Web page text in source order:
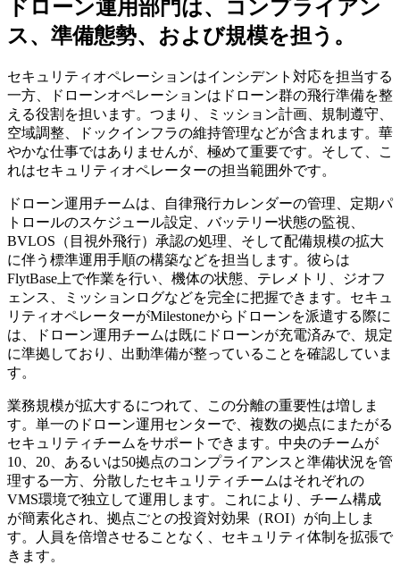
ドローン運用部門は、コンプライアン
ス、準備態勢、および規模を担う。
セキュリティオペレーションはインシデント対応を担当する
一方、ドローンオペレーションはドローン群の飛行準備を整
える役割を担います。つまり、ミッション計画、規制遵守、
空域調整、ドックインフラの維持管理などが含まれます。華
やかな仕事ではありませんが、極めて重要です。そして、こ
れはセキュリティオペレーターの担当範囲外です。
ドローン運用チームは、自律飛行カレンダーの管理、定期パ
トロールのスケジュール設定、バッテリー状態の監視、
BVLOS（目視外飛行）承認の処理、そして配備規模の拡大
に伴う標準運用手順の構築などを担当します。彼らは
FlytBase上で作業を行い、機体の状態、テレメトリ、ジオフ
ェンス、ミッションログなどを完全に把握できます。セキュ
リティオペレーターがMilestoneからドローンを派遣する際に
は、ドローン運用チームは既にドローンが充電済みで、規定
に準拠しており、出動準備が整っていることを確認していま
す。
業務規模が拡大するにつれて、この分離の重要性は増しま
す。単一のドローン運用センターで、複数の拠点にまたがる
セキュリティチームをサポートできます。中央のチームが
10、20、あるいは50拠点のコンプライアンスと準備状況を管
理する一方、分散したセキュリティチームはそれぞれの
VMS環境で独立して運用します。これにより、チーム構成
が簡素化され、拠点ごとの投資対効果（ROI）が向上しま
す。人員を倍増させることなく、セキュリティ体制を拡張で
きます。